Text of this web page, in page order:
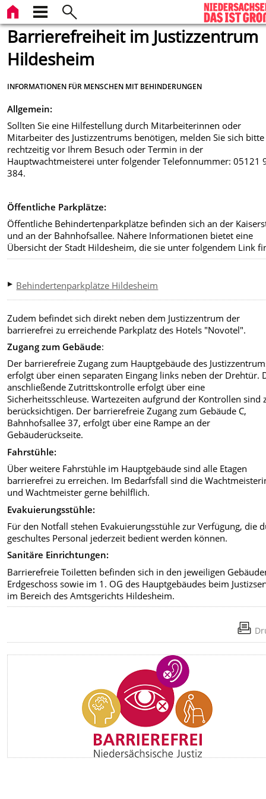
Barrierefreiheit im Justizzentrum
Hildesheim
INFORMATIONEN FÜR MENSCHEN MIT BEHINDERUNGEN
Allgemein:
Sollten Sie eine Hilfestellung durch Mitarbeiterinnen oder
Mitarbeiter des Justizzentrums benötigen, melden Sie sich bitte
rechtzeitig vor Ihrem Besuch oder Termin in der
Hauptwachtmeisterei unter folgender Telefonnummer: 05121
384.
Öffentliche Parkplätze:
Öffentliche Behindertenparkplätze befinden sich an der
und an der Bahnhofsallee. Nähere Informationen bietet eine
Übersicht der Stadt Hildesheim, die sie unter folgendem Link
Behindertenparkplätze Hildesheim
Zudem befindet sich direkt neben dem Justizzentrum der
barrierefrei zu erreichende Parkplatz des Hotels "Novotel".
Zugang zum Gebäude:
Der barrierefreie Zugang zum Hauptgebäude des
erfolgt über einen separaten Eingang links neben der Drehtür.
anschließende Zutrittskontrolle erfolgt über eine
Sicherheitsschleuse. Wartezeiten aufgrund der Kontrollen sind
berücksichtigen. Der barrierefreie Zugang zum Gebäude C,
Bahnhofsallee 37, erfolgt über eine Rampe an der
Gebäuderückseite.
Fahrstühle:
Über weitere Fahrstühle im Hauptgebäude sind alle Etagen
barrierefrei zu erreichen. Im Bedarfsfall sind die
und Wachtmeister gerne behilflich.
Evakuierungsstühle:
Für den Notfall stehen Evakuierungsstühle zur Verfügung, die
geschultes Personal jederzeit bedient werden können.
Sanitäre Einrichtungen:
Barrierefreie Toiletten befinden sich in den jeweiligen
Erdgeschoss sowie im 1. OG des Hauptgebäudes beim
im Bereich des Amtsgerichts Hildesheim.